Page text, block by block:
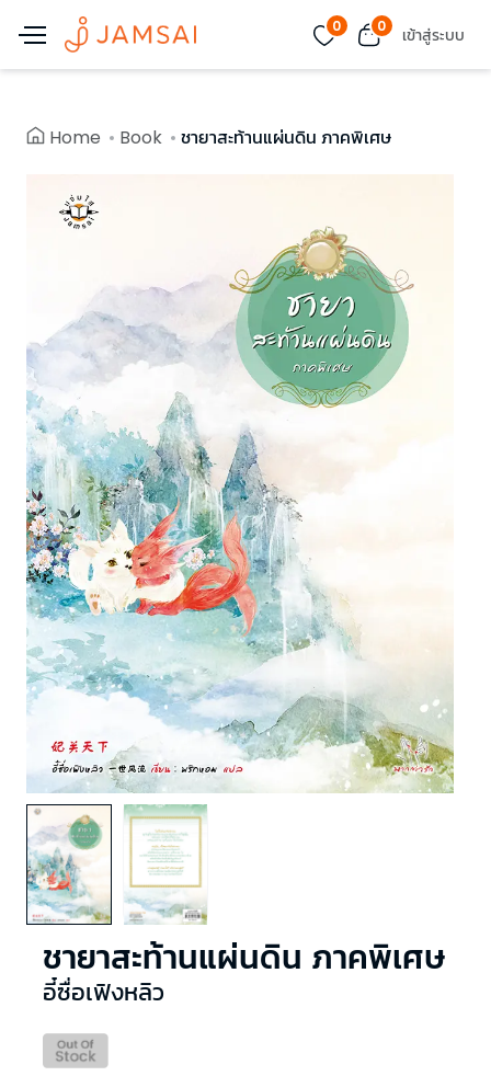
0 0 เข้าสู่ระบบ
Home Book ชายาสะท้านแผ่นดิน ภาคพิเศษ
ชายาสะท้านแผ่นดิน ภาคพิเศษ
อี๋ซื่อเฟิงหลิว